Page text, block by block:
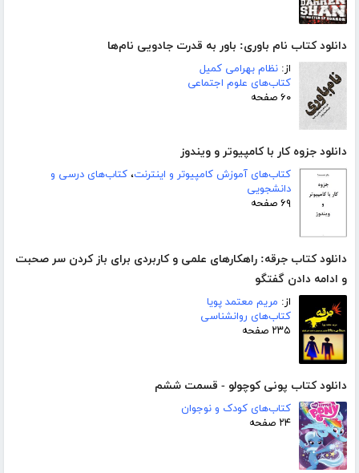
دانلود کتاب نام باوری: باور به قدرت جادویی نام‌ها
از: نظام بهرامی کمیل
کتاب‌های علوم اجتماعی
۶۰ صفحه
دانلود جزوه کار با کامپیوتر و ویندوز
کتاب‌های آموزش کامپیوتر و اینترنت، کتاب‌های درسی و
دانشجویی
۶۹ صفحه
دانلود کتاب جرقه: راهکارهای علمی و کاربردی برای باز کردن سر صحبت
و ادامه دادن گفتگو
از: مریم معتمد پویا
کتاب‌های روانشناسی
۲۳۵ صفحه
دانلود کتاب پونی کوچولو - قسمت ششم
کتاب‌های کودک و نوجوان
۲۴ صفحه